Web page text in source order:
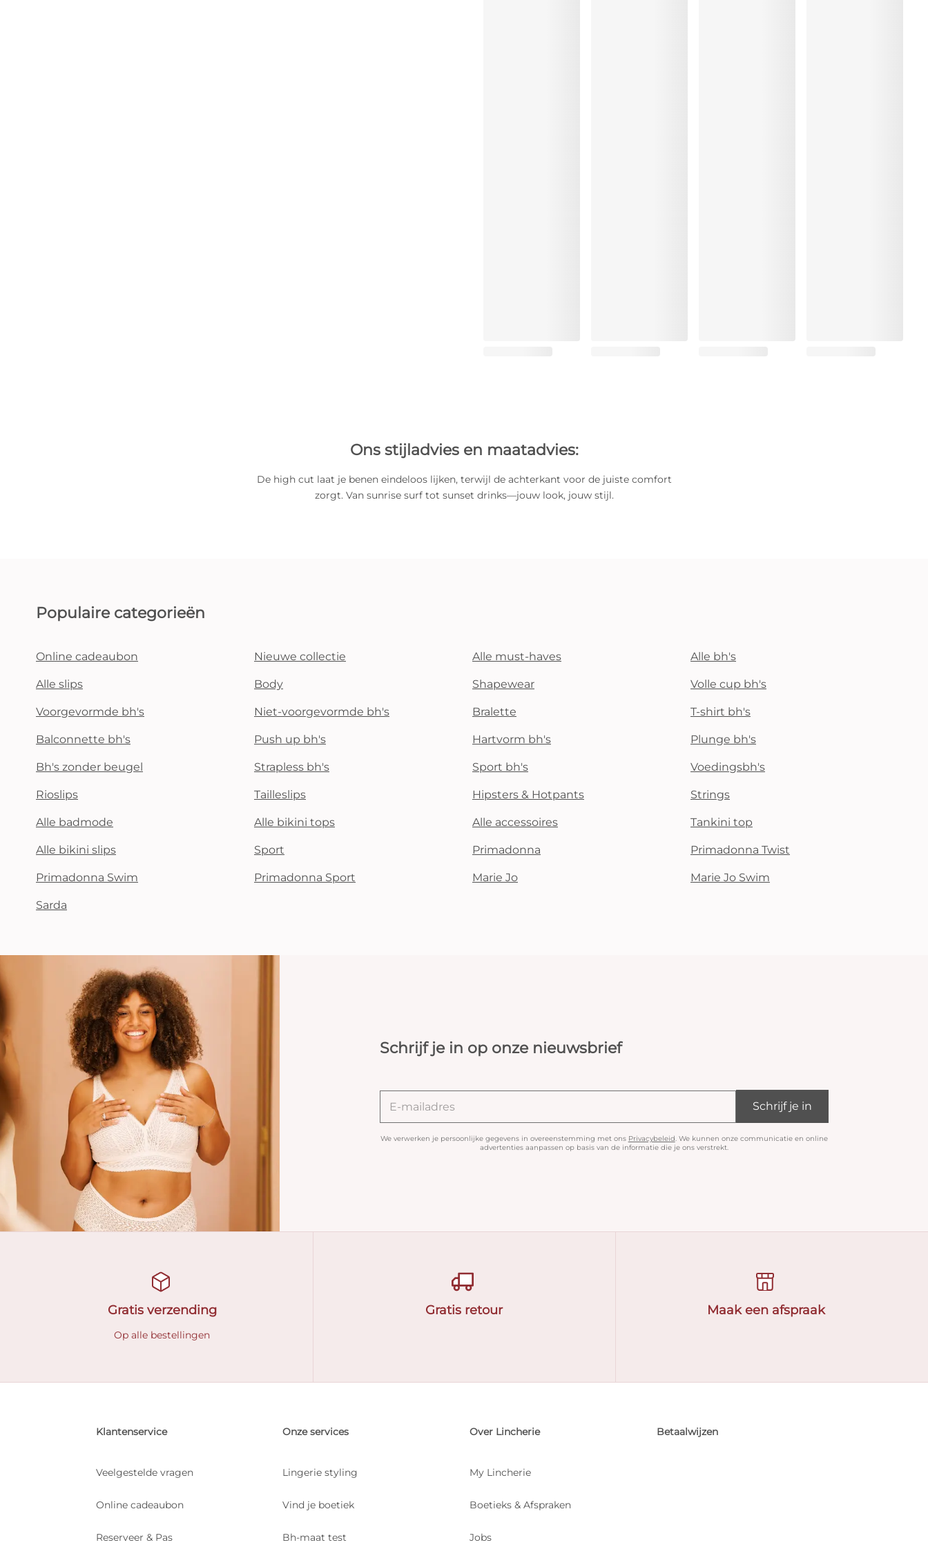
Ons stijladvies en maatadvies:
De high cut laat je benen eindeloos lijken, terwijl de achterkant voor de juiste comfort
zorgt. Van sunrise surf tot sunset drinks—jouw look, jouw stijl.
Populaire categorieën
Online cadeaubon Nieuwe collectie Alle must-haves Alle bh's
Alle slips Body Shapewear Volle cup bh's
Voorgevormde bh's Niet-voorgevormde bh's Bralette T-shirt bh's
Balconnette bh's Push up bh's Hartvorm bh's Plunge bh's
Bh's zonder beugel Strapless bh's Sport bh's Voedingsbh's
Rioslips Tailleslips Hipsters & Hotpants Strings
Alle badmode Alle bikini tops Alle accessoires Tankini top
Alle bikini slips Sport Primadonna Primadonna Twist
Primadonna Swim Primadonna Sport Marie Jo Marie Jo Swim
Sarda
Schrijf je in op onze nieuwsbrief
We verwerken je persoonlijke gegevens in overeenstemming met ons Privacybeleid. We kunnen onze communicatie en online
advertenties aanpassen op basis van de informatie die je ons verstrekt.
Schrijf je in
Gratis verzending
Op alle bestellingen
Gratis retour Maak een afspraak
Klantenservice
Veelgestelde vragen
Online cadeaubon
Reserveer & Pas
Onze services
Lingerie styling
Vind je boetiek
Bh-maat test
Over Lincherie
My Lincherie
Boetieks & Afspraken
Jobs
Betaalwijzen